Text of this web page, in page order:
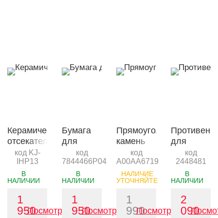
Керамический
отсекатель
жара для
гриля
Kamado
Joe
Junior KJ-
IHP13
код KJ-
IHP13
В
НАЛИЧИИ
1
950Посмотреть
Бумага
для
запекания
Oklahoma
Joe’s 45
см х
30.5м
код
7844466P04
В
НАЛИЧИИ
1
950Посмотреть
Прямоугольный
камень
для
пиццы
SABER
из
кордерита
код
A00AA6719
НАЛИЧИЕ
УТОЧНЯЙТЕ
1
990Посмотреть
Противень
для
пиццы
код
2448481
В
НАЛИЧИИ
2
090